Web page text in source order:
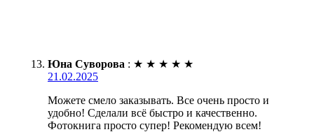
Юна Суворова : ★ ★ ★ ★ ★
21.02.2025
Можете смело заказывать. Все очень просто и
удобно! Сделали всё быстро и качественно.
Фотокнига просто супер! Рекомендую всем!